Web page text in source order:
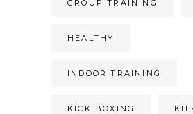
GROUP TRAINING
HEALTHY
INDOOR TRAINING
KICK BOXING